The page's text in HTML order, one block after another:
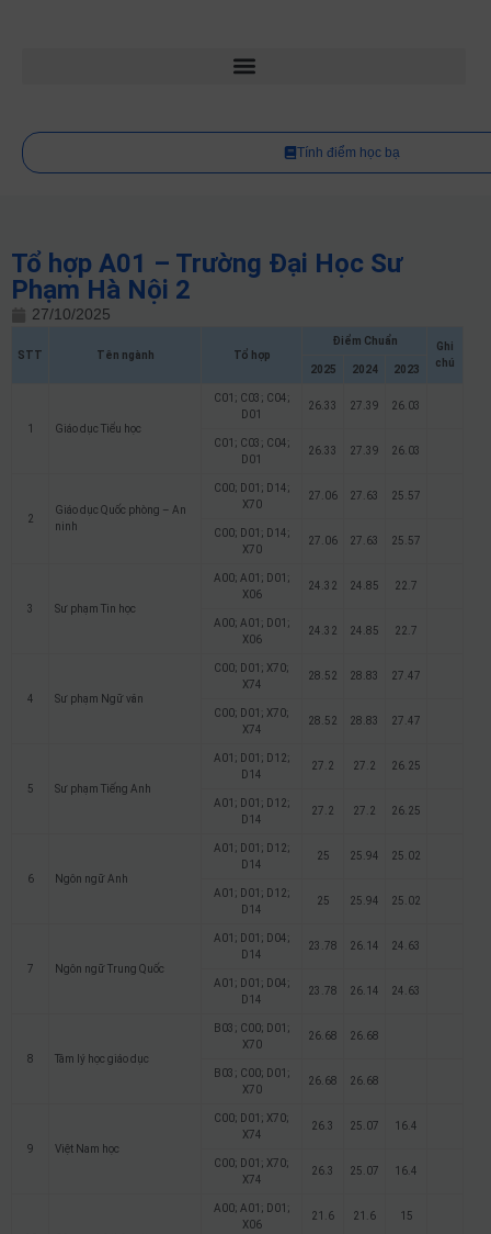
Tính điểm học bạ
Tổ hợp A01 – Trường Đại Học Sư
Phạm Hà Nội 2
27/10/2025
STT Tên ngành Tổ hợp
Điểm Chuẩn
Ghi
chú
2025 2024 2023
1 Giáo dục Tiểu học
C01; C03; C04;
D01
26.33 27.39 26.03
C01; C03; C04;
D01
26.33 27.39 26.03
2
Giáo dục Quốc phòng – An
ninh
C00; D01; D14;
X70
27.06 27.63 25.57
C00; D01; D14;
X70
27.06 27.63 25.57
3 Sư phạm Tin học
A00; A01; D01;
X06
24.32 24.85 22.7
A00; A01; D01;
X06
24.32 24.85 22.7
4 Sư phạm Ngữ văn
C00; D01; X70;
X74
28.52 28.83 27.47
C00; D01; X70;
X74
28.52 28.83 27.47
5 Sư phạm Tiếng Anh
A01; D01; D12;
D14
27.2 27.2 26.25
A01; D01; D12;
D14
27.2 27.2 26.25
6 Ngôn ngữ Anh
A01; D01; D12;
D14
25 25.94 25.02
A01; D01; D12;
D14
25 25.94 25.02
7 Ngôn ngữ Trung Quốc
A01; D01; D04;
D14
23.78 26.14 24.63
A01; D01; D04;
D14
23.78 26.14 24.63
8 Tâm lý học giáo dục
B03; C00; D01;
X70
26.68 26.68
B03; C00; D01;
X70
26.68 26.68
9 Việt Nam học
C00; D01; X70;
X74
26.3 25.07 16.4
C00; D01; X70;
X74
26.3 25.07 16.4
A00; A01; D01;
X06
21.6 21.6 15